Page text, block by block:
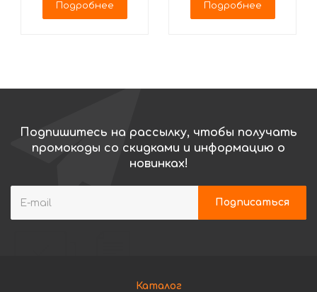
Подробнее Подробнее
Подпишитесь на рассылку, чтобы получать
промокоды со скидками и информацию о
новинках!
Каталог